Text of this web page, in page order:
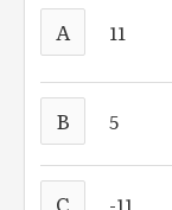
A 11
B 5
C -11